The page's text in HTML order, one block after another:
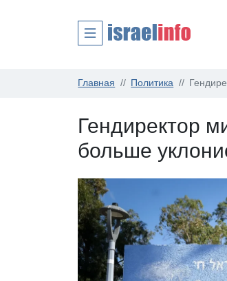
Главная Политика
Гендиректор
больше